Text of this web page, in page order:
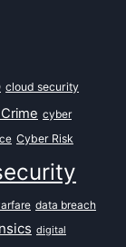
cloud security
cyber
Cyber Risk
data breach
digital